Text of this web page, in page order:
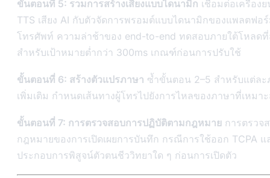
ขั้นตอนที่ 5: รวมการสร้างเสียงแบบไดนามิก เชื่อมต่อเครื่อง
TTS เสียง AI กับตัวจัดการพรอมต์แบบไดนามิกของแพลตฟอ
โทรศัพท์ ความล่าช้าของ end-to-end ทดสอบภายใต้โหลดที่
สำหรับเป้าหมายต่ำกว่า 300ms เกณฑ์ก่อนการปรับใช้
ขั้นตอนที่ 6: สร้างตัวแปรภาษา ซ้ำขั้นตอน 2–5 สำหรับแต่ละ
เพิ่มเติม กำหนดเส้นทางผู้โทรไปยังการไหลของภาษาที่เหมา
ขั้นตอนที่ 7: การตรวจสอบการปฏิบัติตามกฎหมาย การตรวจ
กฎหมายของการเปิดเผยการบันทึก กรณีการใช้ออก TCPA แ
ประกอบการพิสูจน์ตัวตนชีววิทยาใด ๆ ก่อนการเปิดตัว